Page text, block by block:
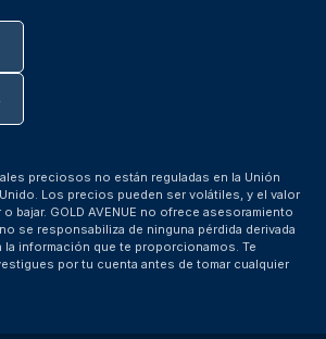
preciosos no están reguladas en la Unión
Los precios pueden ser volátiles, y el valor
bajar. GOLD AVENUE no ofrece asesoramiento
se responsabiliza de ninguna pérdida derivada
la información que te proporcionamos. Te
por tu cuenta antes de tomar cualquier